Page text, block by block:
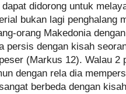
didorong untuk
bukan lagi penghalang
orang Makedonia
persis dengan kisah
(Markus 12). Walau 2
dengan rela dia
berbeda dengan